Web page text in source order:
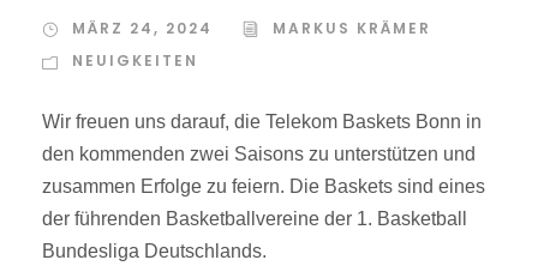
MÄRZ 24, 2024
MARKUS KRÄMER
NEUIGKEITEN
Wir freuen uns darauf, die Telekom Baskets Bonn in
den kommenden zwei Saisons zu unterstützen und
zusammen Erfolge zu feiern. Die Baskets sind eines
der führenden Basketballvereine der 1. Basketball
Bundesliga Deutschlands.